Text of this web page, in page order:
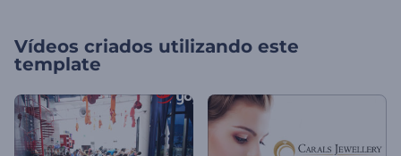
Vídeos criados utilizando este
template